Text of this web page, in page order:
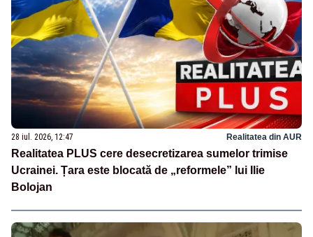
28 iul. 2026, 12:47 Realitatea din AUR
Realitatea PLUS cere desecretizarea sumelor trimise
Ucrainei. Țara este blocată de „reformele” lui Ilie
Bolojan